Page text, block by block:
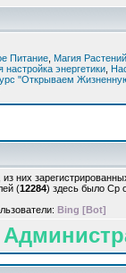
Питание Магия Растений
энергетики
"Открываем
, из них
(12284) здесь было Ср
Bing [Bot]